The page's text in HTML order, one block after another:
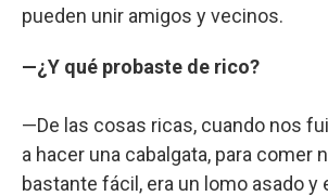
pueden unir amigos y vecinos.
—¿Y qué probaste de rico?
—De las cosas ricas, cuando nos
a hacer una cabalgata, para comer
bastante fácil, era un lomo asado y